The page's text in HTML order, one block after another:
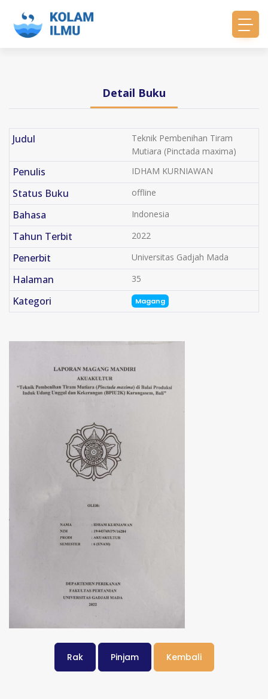
Detail Buku
Judul
Teknik Pembenihan Tiram
Mutiara (Pinctada maxima)
Penulis IDHAM KURNIAWAN
Status Buku offline
Bahasa Indonesia
Tahun Terbit 2022
Penerbit Universitas Gadjah Mada
Halaman 35
Kategori Magang
Rak Pinjam Kembali